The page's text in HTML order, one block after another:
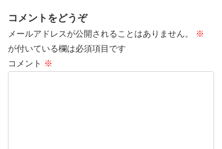
コメントをどうぞ
メールアドレスが公開されることはありません。
※
が付いている欄は必須項目です
コメント ※